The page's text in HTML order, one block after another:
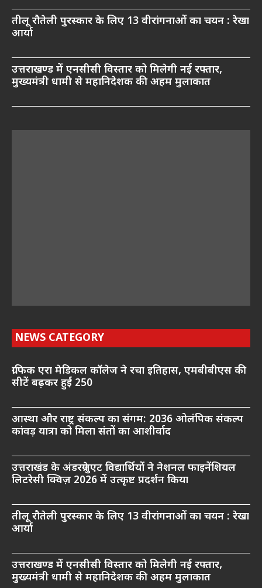
तीलू रौतेली पुरस्कार के लिए 13 वीरांगनाओं का चयन : रेखा
आर्या
उत्तराखण्ड में एनसीसी विस्तार को मिलेगी नई रफ्तार,
मुख्यमंत्री धामी से महानिदेशक की अहम मुलाकात
NEWS CATEGORY
ग्राफिक एरा मेडिकल कॉलेज ने रचा इतिहास, एमबीबीएस की
सीटें बढ़कर हुईं 250
आस्था और राष्ट्र संकल्प का संगम: 2036 ओलंपिक संकल्प
कांवड़ यात्रा को मिला संतों का आशीर्वाद
उत्तराखंड के अंडरग्रेजुएट विद्यार्थियों ने नेशनल फाइनेंशियल
लिटरेसी क्विज़ 2026 में उत्कृष्ट प्रदर्शन किया
तीलू रौतेली पुरस्कार के लिए 13 वीरांगनाओं का चयन : रेखा
आर्या
उत्तराखण्ड में एनसीसी विस्तार को मिलेगी नई रफ्तार,
मुख्यमंत्री धामी से महानिदेशक की अहम मुलाकात